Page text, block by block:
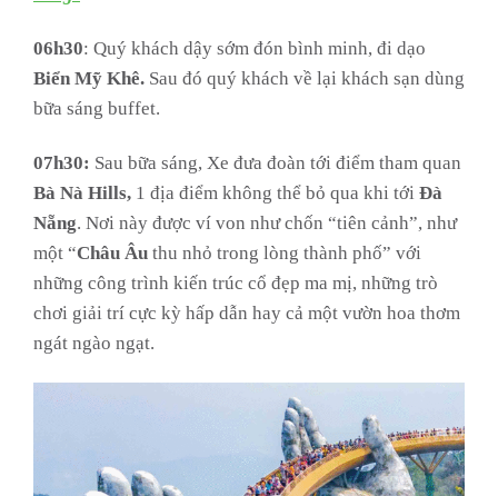
06h30: Quý khách dậy sớm đón bình minh, đi dạo
Biển Mỹ Khê. Sau đó quý khách về lại khách sạn dùng
bữa sáng buffet.
07h30: Sau bữa sáng, Xe đưa đoàn tới điểm tham quan
Bà Nà Hills, 1 địa điểm không thể bỏ qua khi tới Đà
Nẵng. Nơi này được ví von như chốn “tiên cảnh”, như
một “Châu Âu thu nhỏ trong lòng thành phố” với
những công trình kiến trúc cổ đẹp ma mị, những trò
chơi giải trí cực kỳ hấp dẫn hay cả một vườn hoa thơm
ngát ngào ngạt.